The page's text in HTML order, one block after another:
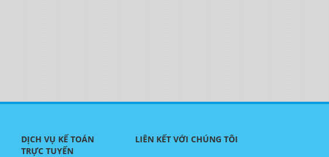
DỊCH VỤ KẾ TOÁN
TRỰC TUYẾN
LIÊN KẾT VỚI CHÚNG TÔI